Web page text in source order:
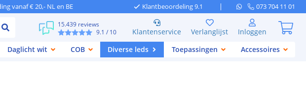
vanaf € 20,- NL en BE Klantbeoordeling 9.1 073 704 11 01
15.439 reviews
9.1 / 10 Klantenservice Verlanglijst
Inloggen
Daglicht wit COB Diverse leds Toepassingen Accessoires